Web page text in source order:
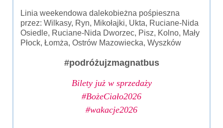
Linia weekendowa dalekobieżna pośpieszna
przez: Wilkasy, Ryn, Mikołajki, Ukta, Ruciane-Nida
Osiedle, Ruciane-Nida Dworzec, Pisz, Kolno, Mały
Płock, Łomża, Ostrów Mazowiecka, Wyszków
#podróżujzmagnatbus
Bilety już w sprzedaży
#BożeCiało2026
#wakacje2026